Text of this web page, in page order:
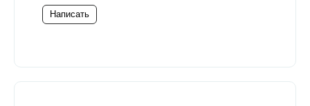
Написать